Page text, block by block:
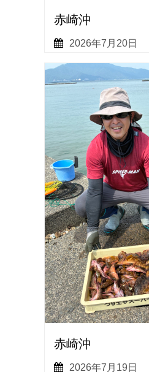
赤崎沖
2026年7月20日
赤崎沖
2026年7月19日